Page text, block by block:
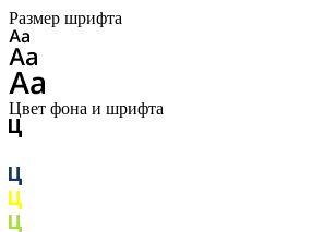
Размер шрифта
Цвет фона и шрифта